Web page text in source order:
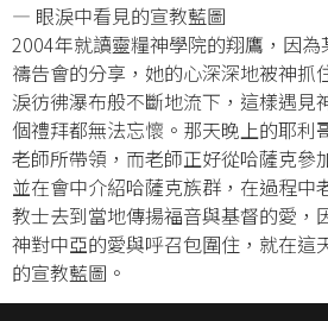
— 眼淚中看見的宣教藍圖
2004年就讀靈糧神學院的翔鷹，因
禱告會的分享，她的心深深地被神抓
淚彷彿瀑布般不斷地流下，這樣遇見
個禮拜都無法忘懷。那天晚上的耶利
老師所帶領，而老師正好從哈薩克參
並在會中介紹哈薩克族群，在過程中
教士去到當地傳揚福音與基督的愛，
神對中亞的愛與呼召包圍住，就在這
的宣教藍圖。